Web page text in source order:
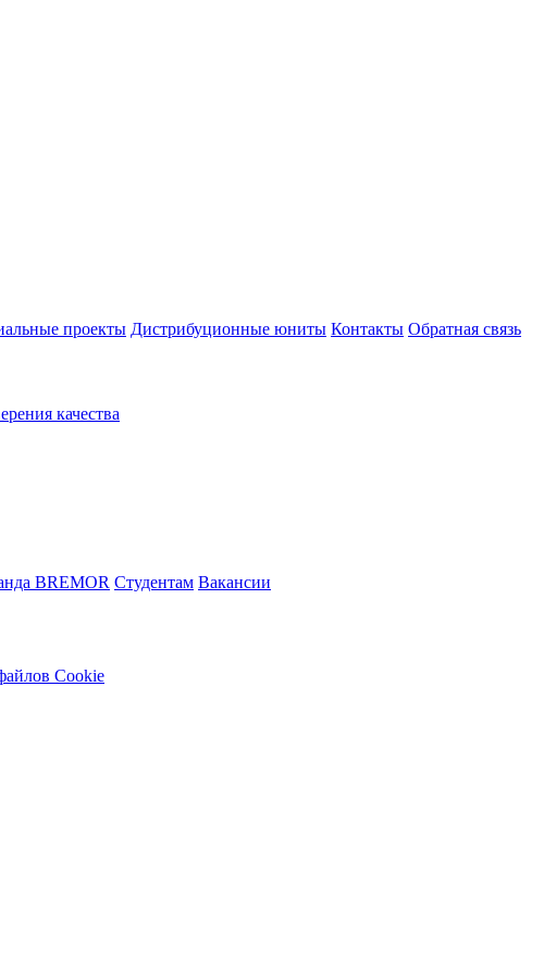
проекты Дистрибуционные юниты Контакты Обратная связь
качества
BREMOR Студентам Вакансии
Cookie